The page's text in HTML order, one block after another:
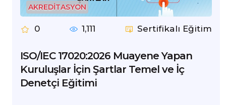
AKREDİTASYON
0 1,111 Sertifikalı Eğitim
ISO/IEC 17020:2026 Muayene Yapan
Kuruluşlar İçin Şartlar Temel ve İç
Denetçi Eğitimi